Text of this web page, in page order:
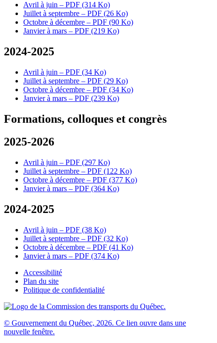
Avril à juin – PDF (314 Ko)
Juillet à septembre – PDF (26 Ko)
Octobre à décembre – PDF (90 Ko)
Janvier à mars – PDF (219 Ko)
2024-2025
Avril à juin – PDF (34 Ko)
Juillet à septembre – PDF (29 Ko)
Octobre à décembre – PDF (34 Ko)
Janvier à mars – PDF (239 Ko)
Formations, colloques et congrès
2025-2026
Avril à juin – PDF (297 Ko)
Juillet à septembre – PDF (122 Ko)
Octobre à décembre – PDF (377 Ko)
Janvier à mars – PDF (364 Ko)
2024-2025
Avril à juin – PDF (38 Ko)
Juillet à septembre – PDF (32 Ko)
Octobre à décembre – PDF (41 Ko)
Janvier à mars – PDF (374 Ko)
Accessibilité
Plan du site
Politique de confidentialité
© Gouvernement du Québec, 2026. Ce lien ouvre dans une
nouvelle fenêtre.